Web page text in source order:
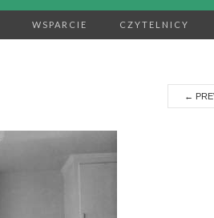
WSPARCIE CZYTELNICY
←